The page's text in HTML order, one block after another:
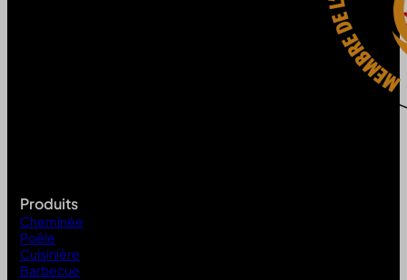
Produits
Cheminée
Poêle
Cuisinière
Barbecue